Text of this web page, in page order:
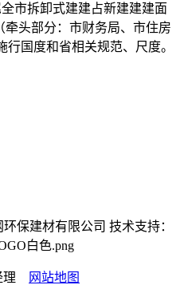
市拆卸式建建占新建建建面
牵头部分：市财务局、市住房
国度和省相关规范、尺度。
保建材有限公司 技术支持：
理 网站地图